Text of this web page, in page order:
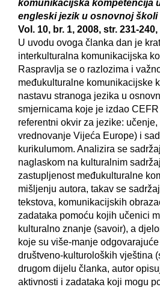
komunikacijska kompetencija
engleski jezik u osnovnoj školi
Vol. 10, br. 1, 2008, str. 231-
U uvodu ovoga članka dan je
interkulturalna komunikacijska
Raspravlja se o razlozima i
međukulturalne komunikacijske
nastavu stranoga jezika u
smjernicama koje je izdao
referentni okvir za jezike:
vrednovanje Vijeća Europe) i
kurikulumom. Analizira se
naglaskom na kulturalnim
zastupljenost međukulturalne
mišljenju autora, takav se
tekstova, komunikacijskih
zadataka pomoću kojih učenici
kulturalno znanje (savoir), a
koje su više-manje
društveno-kulturoloških vještina
drugom dijelu članka, autor
aktivnosti i zadataka koji mogu